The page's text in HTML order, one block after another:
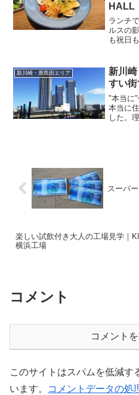
HALL
ランチ
ルスの
も祝日
JR川崎
ターを
新川崎・鹿島田エリア
新川
すい街
"本当に
本当に
した。
スーパ
楽しい試飲付き大人の工場見学｜
横浜工場
コメント
コメント
このサイトはスパムを低減す
います。
コメントデータの処